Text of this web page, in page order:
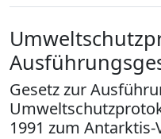
Gesetz zur
1991 zum Antarktis-